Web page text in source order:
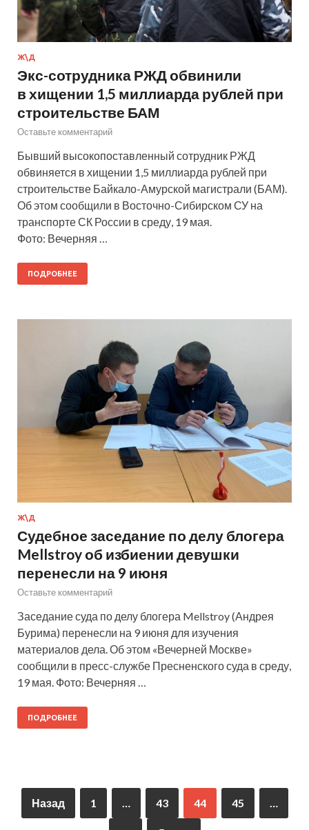
Ж\Д
Экс-сотрудника РЖД обвинили
в хищении 1,5 миллиарда рублей при
строительстве БАМ
Оставьте комментарий
Бывший высокопоставленный сотрудник РЖД
обвиняется в хищении 1,5 миллиарда рублей при
строительстве Байкало-Амурской магистрали (БАМ).
Об этом сообщили в Восточно-Сибирском СУ на
транспорте СК России в среду, 19 мая.
Фото: Вечерняя …
ПОДРОБНЕЕ
Ж\Д
Судебное заседание по делу блогера
Mellstroy об избиении девушки
перенесли на 9 июня
Оставьте комментарий
Заседание суда по делу блогера Mellstroy (Андрея
Бурима) перенесли на 9 июня для изучения
материалов дела. Об этом «Вечерней Москве»
сообщили в пресс-службе Пресненского суда в среду,
19 мая. Фото: Вечерняя …
ПОДРОБНЕЕ
Назад 1 43 44 45